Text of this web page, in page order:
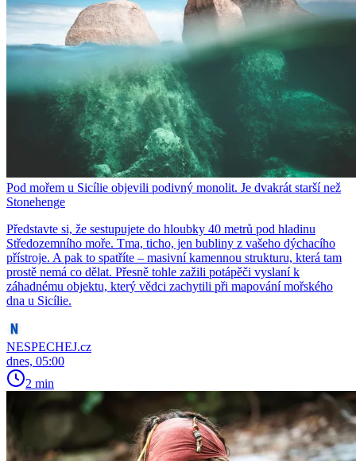
Pod mořem u Sicílie objevili podivný monolit. Je dvakrát starší než
Stonehenge
Představte si, že sestupujete do hloubky 40 metrů pod hladinu
Středozemního moře. Tma, ticho, jen bubliny z vašeho dýchacího
přístroje. A pak to spatříte – masivní kamennou strukturu, která tam
prostě nemá co dělat. Přesně tohle zažili potápěči vyslaní k
záhadnému objektu, který vědci zachytili při mapování mořského
dna u Sicílie.
NESPECHEJ.cz
dnes, 05:00
2 min